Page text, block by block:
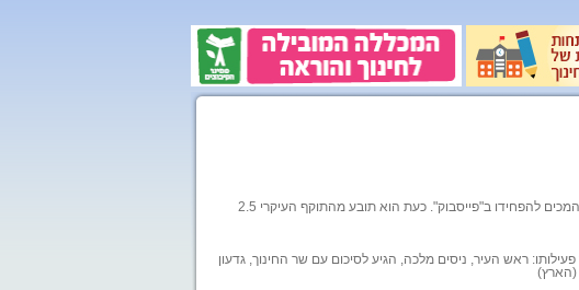
לפני כארבעה חודשים הוכה ילד מחוץ לבית ספרו בפתח תקוה. כשעירב את המשטרה, המשיכו המכים להפחידו ב"פייסבוק". כעת הוא תובע מהתוקף העיקרי 2.5
ראש העיר, ניסים מלכה, הגיע לסיכום עם שר החינוך, גדעון
(הארץ)